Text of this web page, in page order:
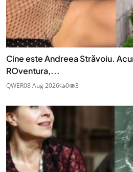
Cine este Andreea Străvoiu.
ROventura,...
QWER08 Aug 2026 0 3